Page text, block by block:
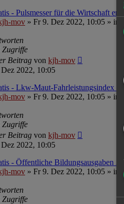
- Pulsmesser für die Wirtschaft
mov » Fr 9. Dez 2022, 10:05 » in
Zugriffe
Beitrag von kjh-mov
2022, 10:05
- Lkw-Maut-Fahrleistungsindex
mov » Fr 9. Dez 2022, 10:05 » in
Zugriffe
Beitrag von kjh-mov
2022, 10:05
- Öffentliche Bildungsausgaben
mov » Fr 9. Dez 2022, 10:05 » in
Zugriffe